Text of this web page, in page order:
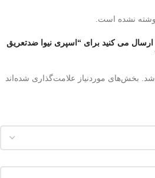
نشده است.
ارسال می کنید برای “اسپری نیوا ضدتعریق
شد. بخش‌های موردنیاز علامت‌گذاری شده‌اند